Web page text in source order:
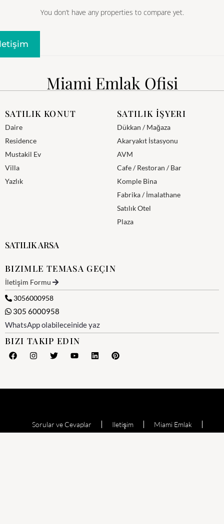
You don’t have any properties to compare yet.
Miami Emlak Ofisi
SATILIK KONUT
Daire
Residence
Mustakil Ev
Villa
Yazlık
SATILIK İŞYERI
Dükkan / Mağaza
Akaryakıt İstasyonu
AVM
Cafe / Restoran / Bar
Komple Bina
Fabrika / İmalathane
Satılık Otel
Plaza
SATILIK ARSA
BIZIMLE TEMASA GEÇIN
İletişim Formu
3056000958
305 6000958
WhatsApp olabileceinide yaz
BIZI TAKIP EDIN
Sorular ve Cevaplar Iletişim Miami Emlak